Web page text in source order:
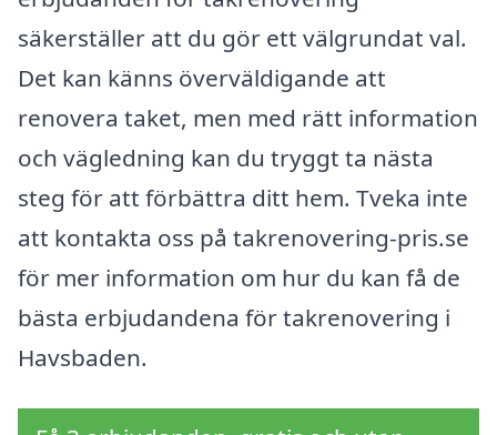
säkerställer att du gör ett välgrundat val.
Det kan känns överväldigande att
renovera taket, men med rätt information
och vägledning kan du tryggt ta nästa
steg för att förbättra ditt hem. Tveka inte
att kontakta oss på takrenovering-pris.se
för mer information om hur du kan få de
bästa erbjudandena för takrenovering i
Havsbaden.